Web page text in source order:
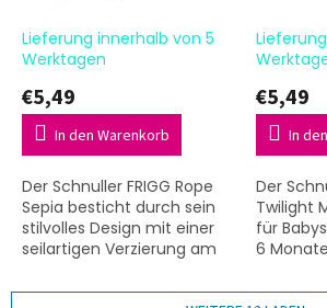
Lieferung innerhalb von 5
Werktagen
€5,49
In den Warenkorb
Der Schnuller FRIGG Rope
Sepia besticht durch sein
stilvolles Design mit einer
seilartigen Verzierung am
Naturkautschuk ist speziell
€5,49
In
Der
Twilight
für
6
stilvolles